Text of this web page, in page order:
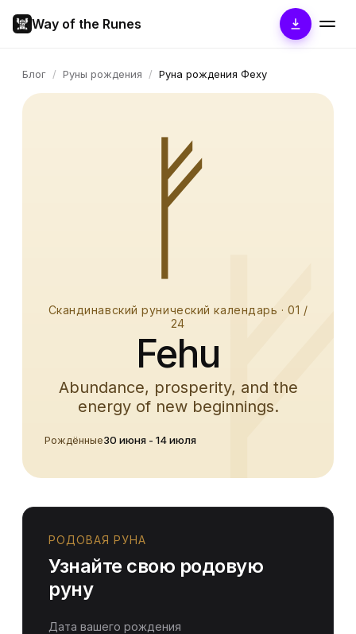
Way of the Runes
Блог / Руны рождения / Руна рождения Феху
ᚠ
Скандинавский рунический календарь ·01 /
24
Fehu
Abundance, prosperity, and the
energy of new beginnings.
Рождённые30 июня - 14 июля
РОДОВАЯ РУНА
Узнайте свою родовую
руну
Дата вашего рождения